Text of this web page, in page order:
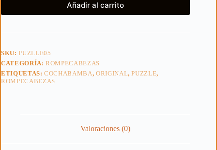
Añadir al carrito
SKU:PUZLLE05
CATEGORÍA:ROMPECABEZAS
ETIQUETAS:COCHABAMBA, ORIGINAL,PUZZLE,
ROMPECABEZAS
Valoraciones (0)